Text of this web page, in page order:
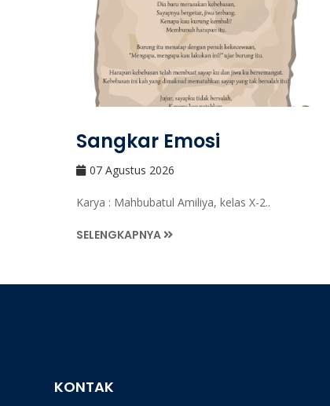
Sangkar Emosi
07 Agustus 2026
Karya : Mahbubatul Amiliya, kelas X-2..
SELENGKAPNYA
KONTAK